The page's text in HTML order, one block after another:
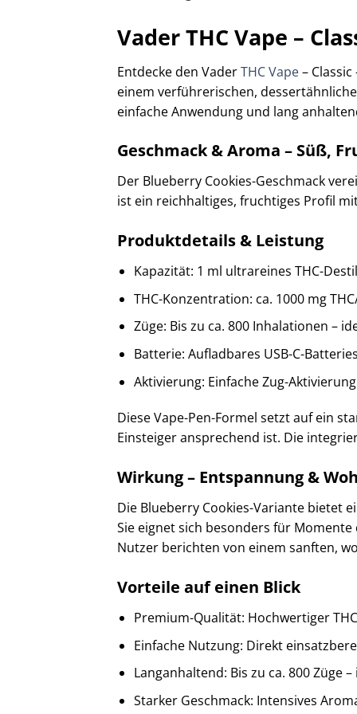
Vader THC Vape –
Entdecke den VaderTHC Vape–
einem verführerischen,
einfache Anwendung und lang
Geschmack & Aroma – Süß,
Der Blueberry Cookies-Geschmack
ist ein reichhaltiges, fruchtiges Profil
Produktdetails & Leistung
Kapazität: 1 ml ultrareines THC-
THC-Konzentration: ca. 1000 mg
Züge: Bis zu ca. 800 Inhalationen –
Batterie: Aufladbares USB-C-
Aktivierung: Einfache Zug-
Diese Vape-Pen-Formel setzt auf ein
Einsteiger ansprechend ist. Die
Wirkung – Entspannung &
Die Blueberry Cookies-Variante bietet
Sie eignet sich besonders für
Nutzer berichten von einem sanften,
Vorteile auf einen Blick
Premium-Qualität: Hochwertiger
Einfache Nutzung: Direkt
Langanhaltend: Bis zu ca. 800 Züge
Starker Geschmack: Intensives